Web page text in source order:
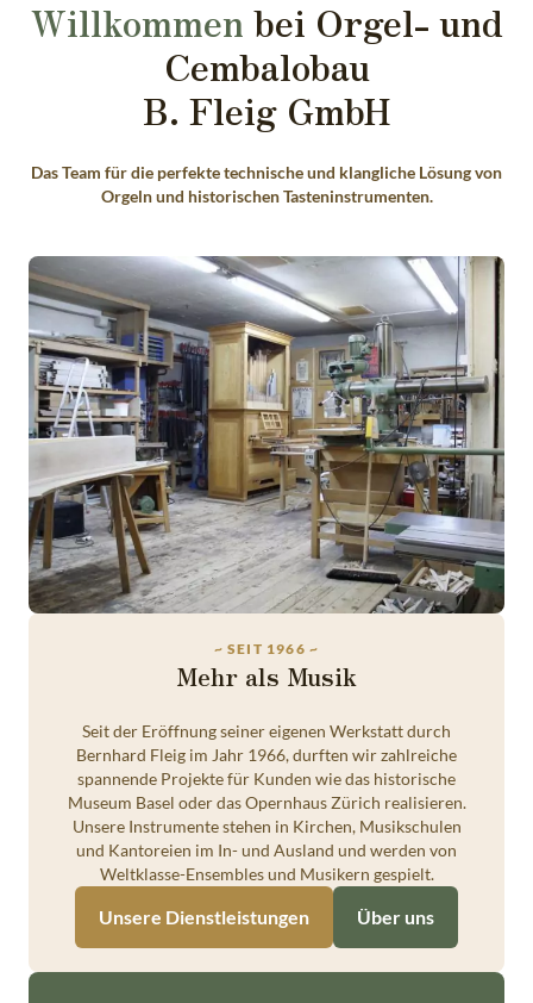
Willkommen bei Orgel- und
Cembalobau
B. Fleig GmbH
Das Team für die perfekte technische und klangliche Lösung von
Orgeln und historischen Tasteninstrumenten.
~ SEIT 1966 ~
Mehr als Musik
Seit der Eröffnung seiner eigenen Werkstatt durch
Bernhard Fleig im Jahr 1966, durften wir zahlreiche
spannende Projekte für Kunden wie das historische
Museum Basel oder das Opernhaus Zürich realisieren.
Unsere Instrumente stehen in Kirchen, Musikschulen
und Kantoreien im In- und Ausland und werden von
Weltklasse-Ensembles und Musikern gespielt.
Unsere Dienstleistungen Über uns